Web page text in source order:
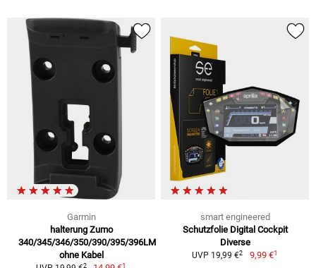
Garmin
halterung Zumo
340/345/346/350/390/395/396LM
ohne Kabel
2 1
smart engineered
Schutzfolie Digital Cockpit
Diverse
UVP 19,99 €2 9,99 €1